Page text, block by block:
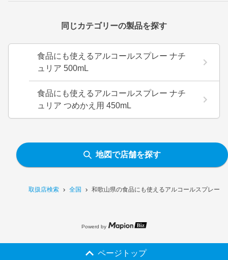
取扱店検索 全国 和歌山県の食品にも使えるアルコールスプレー
同じカテゴリーの製品を探す
食品にも使えるアルコールスプレー ナチ
ュリア 500mL
食品にも使えるアルコールスプレー ナチ
ュリア つめかえ用 450mL
地図で店舗を探す
Powerd by
ページトップ